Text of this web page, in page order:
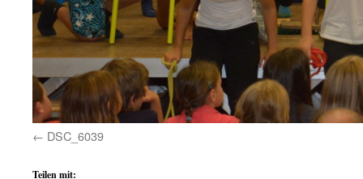
DSC_6039
Teilen mit: